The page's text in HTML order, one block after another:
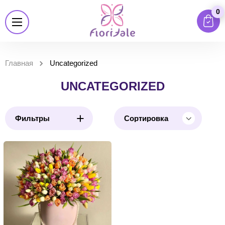
0
Главная Uncategorized
UNCATEGORIZED
Фильтры + Сортировка